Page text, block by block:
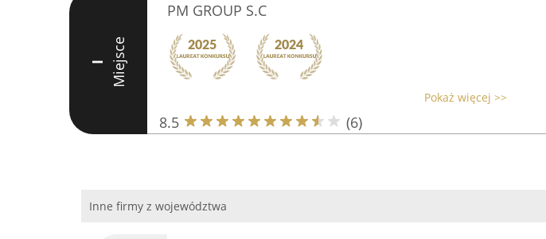
I Miejsce
PM GROUP S.C
Pokaż więcej >>
8.5 (6)
Inne firmy z województwa